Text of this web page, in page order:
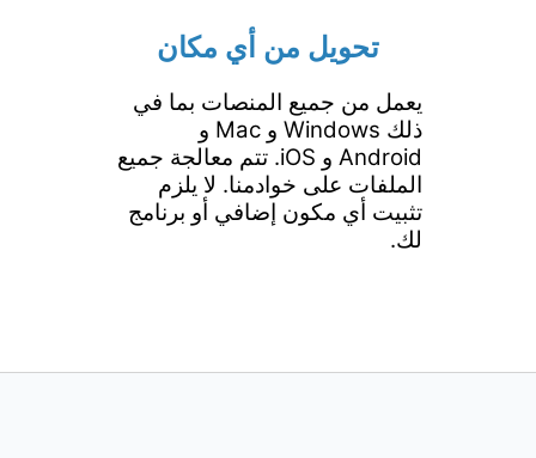
تحويل من أي مكان
يعمل من جميع المنصات بما في
ذلك Windows و Mac و
Android و iOS. تتم معالجة جميع
الملفات على خوادمنا. لا يلزم
تثبيت أي مكون إضافي أو برنامج
لك.